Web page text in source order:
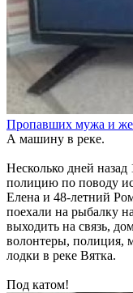
Пропавших мужа и
А машину в реке.
Несколько дней назад
полицию по поводу
Елена и 48-летний
поехали на рыбалку
выходить на связь,
волонтеры, полиция,
лодки в реке Вятка.
Под катом!